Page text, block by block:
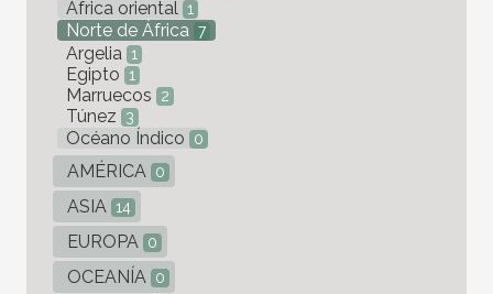
Africa oriental 1
Norte de África 7
Argelia 1
Egipto 1
Marruecos 2
Túnez 3
Océano Índico 0
AMÉRICA 0
ASIA 14
EUROPA 0
OCEANÍA 0